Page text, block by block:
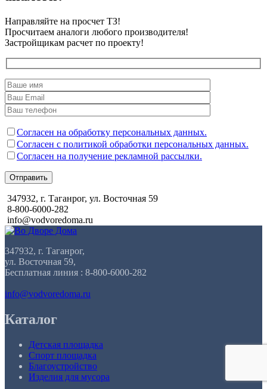
Направляйте на просчет ТЗ!
Просчитаем аналоги любого производителя!
Застройщикам расчет по проекту!
Согласен на обработку персональных данных.
Согласен с политикой обработки персональных данных.
Согласен на получение рекламной рассылки.
Отправить
347932, г. Таганрог, ул. Восточная 59
8-800-6000-282
info@vodvoredoma.ru
347932, г. Таганрог,
ул. Восточная 59,
Бесплатная линия : 8-800-6000-282
info@vodvoredoma.ru
Каталог
Детская площадка
Спорт площадка
Благоустройство
Изделия для мусора